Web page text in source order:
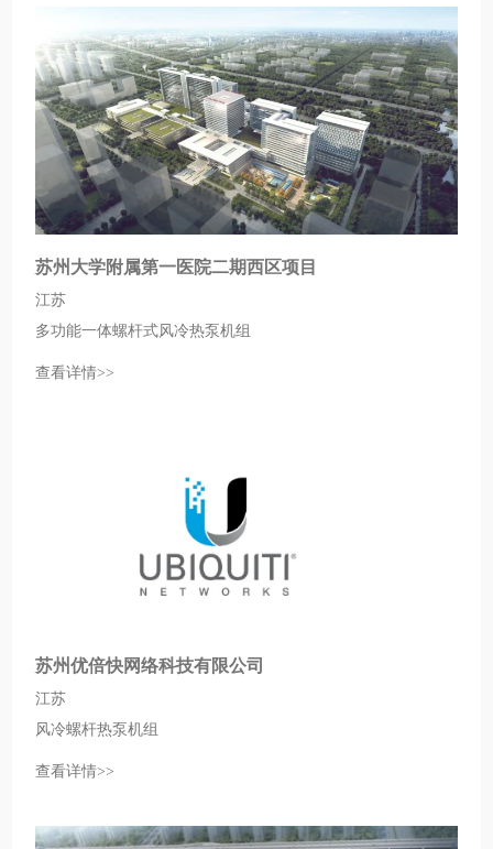
苏州大学附属第一医院二期西区项目
江苏
多功能一体螺杆式风冷热泵机组
查看详情>>
苏州优倍快网络科技有限公司
江苏
风冷螺杆热泵机组
查看详情>>